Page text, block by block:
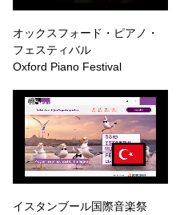
オックスフォード・ピアノ・
フェスティバル
Oxford Piano Festival
イスタンブール国際音楽祭